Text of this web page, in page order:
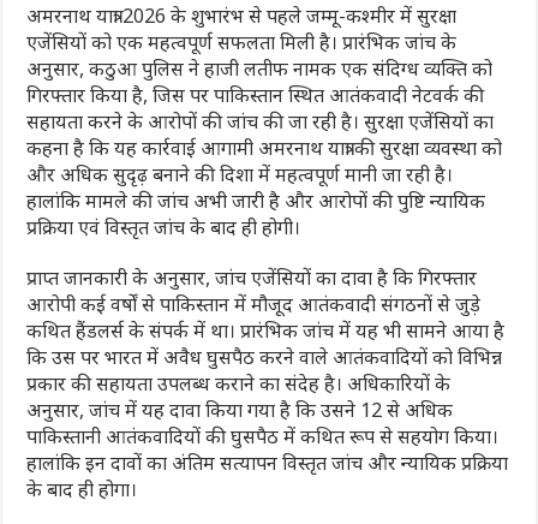
अमरनाथ यात्रा 2026 के शुभारंभ से पहले जम्मू-कश्मीर में सुरक्षा
एजेंसियों को एक महत्वपूर्ण सफलता मिली है। प्रारंभिक जांच के
अनुसार, कठुआ पुलिस ने हाजी लतीफ नामक एक संदिग्ध व्यक्ति को
गिरफ्तार किया है, जिस पर पाकिस्तान स्थित आतंकवादी नेटवर्क की
सहायता करने के आरोपों की जांच की जा रही है। सुरक्षा एजेंसियों का
कहना है कि यह कार्रवाई आगामी अमरनाथ यात्रा की सुरक्षा व्यवस्था को
और अधिक सुदृढ़ बनाने की दिशा में महत्वपूर्ण मानी जा रही है।
हालांकि मामले की जांच अभी जारी है और आरोपों की पुष्टि न्यायिक
प्रक्रिया एवं विस्तृत जांच के बाद ही होगी।
प्राप्त जानकारी के अनुसार, जांच एजेंसियों का दावा है कि गिरफ्तार
आरोपी कई वर्षों से पाकिस्तान में मौजूद आतंकवादी संगठनों से जुड़े
कथित हैंडलर्स के संपर्क में था। प्रारंभिक जांच में यह भी सामने आया है
कि उस पर भारत में अवैध घुसपैठ करने वाले आतंकवादियों को विभिन्न
प्रकार की सहायता उपलब्ध कराने का संदेह है। अधिकारियों के
अनुसार, जांच में यह दावा किया गया है कि उसने 12 से अधिक
पाकिस्तानी आतंकवादियों की घुसपैठ में कथित रूप से सहयोग किया।
हालांकि इन दावों का अंतिम सत्यापन विस्तृत जांच और न्यायिक प्रक्रिया
के बाद ही होगा।